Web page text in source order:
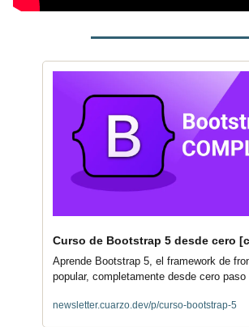
Curso de Bootstrap 5 desde cero
Aprende Bootstrap 5, el framework de
popular, completamente desde cero paso
newsletter.cuarzo.dev/p/curso-bootstrap-5